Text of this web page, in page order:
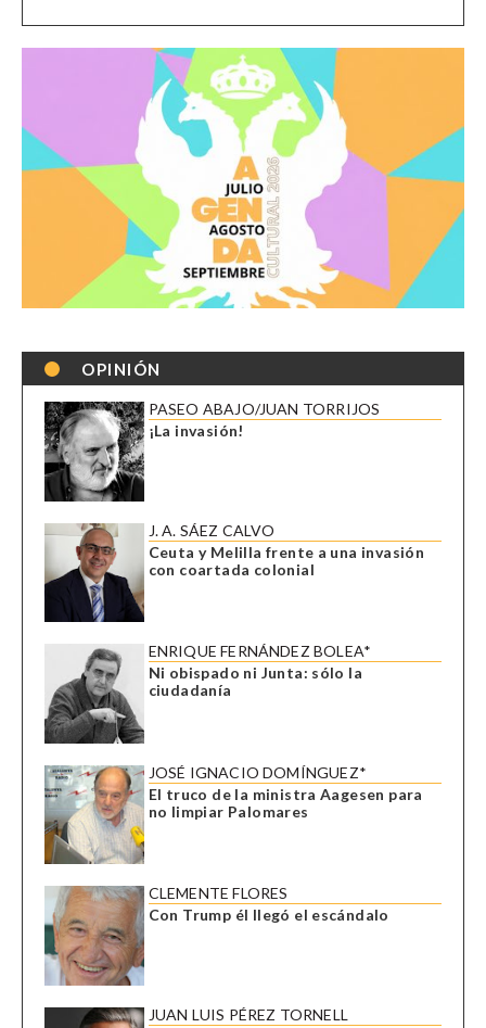
OPINIÓN
PASEO ABAJO/JUAN TORRIJOS
¡La invasión!
J. A. SÁEZ CALVO
Ceuta y Melilla frente a una invasión
con coartada colonial
ENRIQUE FERNÁNDEZ BOLEA*
Ni obispado ni Junta: sólo la
ciudadanía
JOSÉ IGNACIO DOMÍNGUEZ*
El truco de la ministra Aagesen para
no limpiar Palomares
CLEMENTE FLORES
Con Trump él llegó el escándalo
JUAN LUIS PÉREZ TORNELL